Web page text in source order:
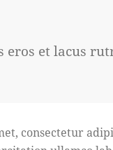
et lacus
consectetur